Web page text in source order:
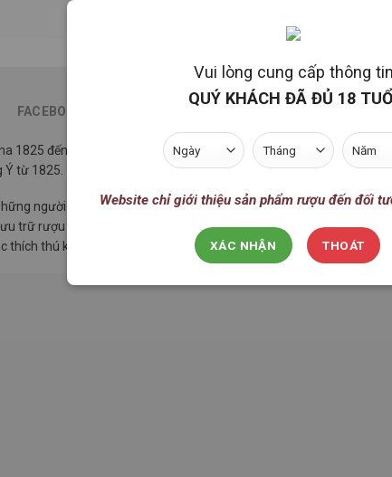
FACEBOOK
1825 đến từ thương hiệu Bormioli Rocco với thiết kế đơn giản
Ý từ 1825.
người yêu rượu Whisky, Brandy và các loại rượu mạnh khác.
trữ rượu khi dùng không hết, bình rượu Officina 1825 khi được sử
thích thú khi thưởng rượu.
Vui lòng cung cấp thông tin
QUÝ KHÁCH ĐÃ ĐỦ 18
Website chỉ giới thiệu sản phẩm rượu đến đối
XÁC NHẬN THOÁT